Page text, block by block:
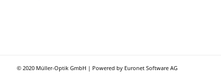
© 2020 Müller-Optik GmbH | Powered by Euronet Software AG